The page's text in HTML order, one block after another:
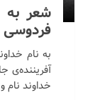
شعر به
فردوسی
به نام
آفریننده‌ی
خداوند نام